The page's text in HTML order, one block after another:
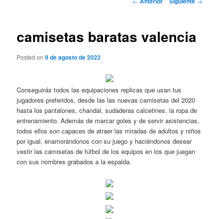
camisetas baratas valencia
Posted on9 de agosto de 2022
Conseguirás todos las equipaciones replicas que usan tus
jugadores preferidos, desde las las nuevas camisetas del 2020
hasta los pantalones, chandal, sudaderas calcetines, la ropa de
entrenamiento. Además de marcar goles y de servir asistencias,
todos ellos son capaces de atraer las miradas de adultos y niños
por igual, enamorándonos con su juego y haciéndonos desear
vestir las camisetas de fútbol de los equipos en los que juegan
con sus nombres grabados a la espalda.